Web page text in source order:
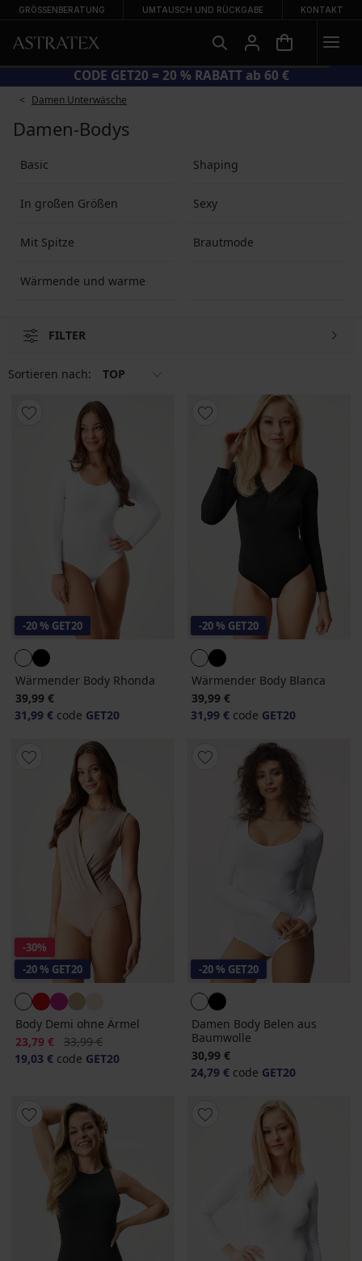
GRÖSSENBERATUNG UMTAUSCH UND RÜCKGABE KONTAKT
SOMMER-SALE BIS ZU −70 %
Damen Unterwäsche
Damen-Bodys
Basic Shaping
In großen Größen Sexy
Mit Spitze Brautmode
Wärmende und warme
FILTER
Sortieren nach: TOP
-20 % GET20
Wärmender Body Rhonda
39,99 €
31,99 € code GET20
-20 % GET20
Wärmender Body Blanca
39,99 €
31,99 € code GET20
-30%
-20 % GET20
Body Demi ohne Ärmel
Rabatt
23,79 € Alter Preis
33,99 €
19,03 € code GET20
-20 % GET20
Damen Body Belen aus
Baumwolle
30,99 €
24,79 € code GET20